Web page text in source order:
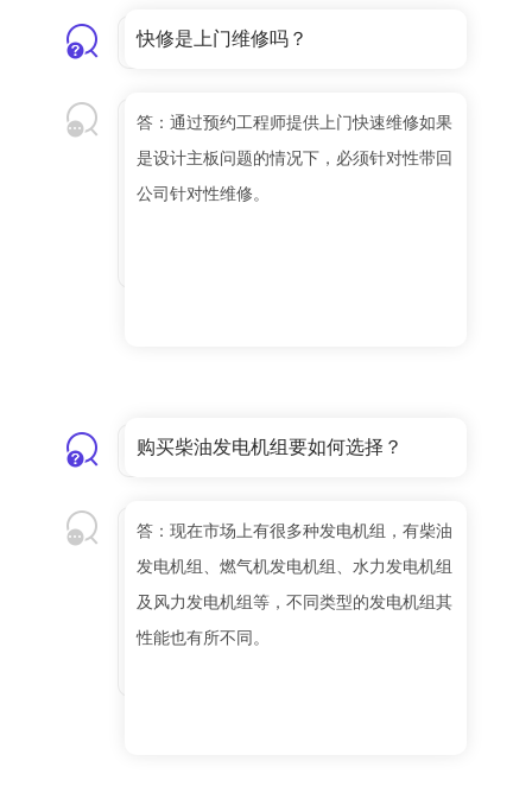
快修是上门维修吗？
答：通过预约工程师提供上门快速维修如果
是设计主板问题的情况下，必须针对性带回
公司针对性维修。
购买柴油发电机组要如何选择？
答：现在市场上有很多种发电机组，有柴油
发电机组、燃气机发电机组、水力发电机组
及风力发电机组等，不同类型的发电机组其
性能也有所不同。